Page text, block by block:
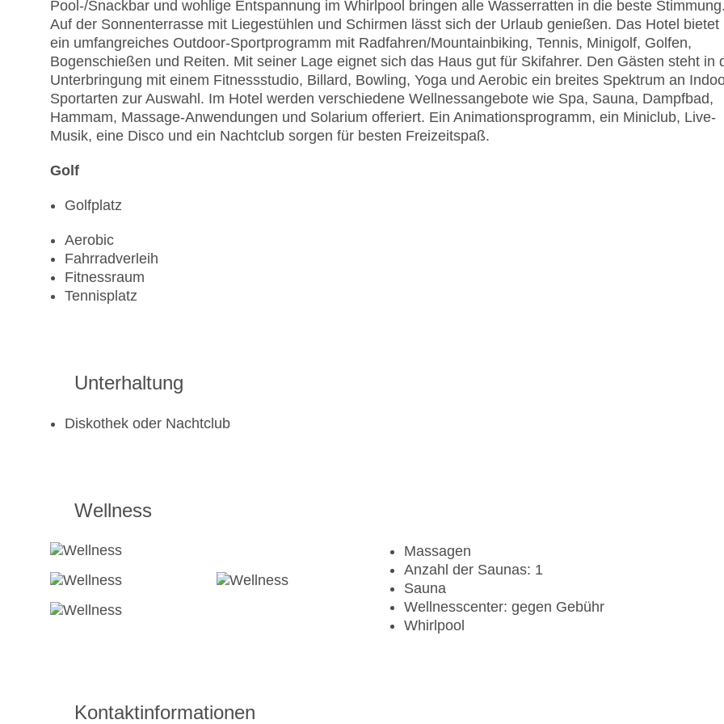
Pool-/Snackbar und wohlige Entspannung im Whirlpool bringen alle Wasserratten in die beste Stimmung.
Auf der Sonnenterrasse mit Liegestühlen und Schirmen lässt sich der Urlaub genießen. Das Hotel bietet
ein umfangreiches Outdoor-Sportprogramm mit Radfahren/Mountainbiking, Tennis, Minigolf, Golfen,
Bogenschießen und Reiten. Mit seiner Lage eignet sich das Haus gut für Skifahrer. Den Gästen steht in
Unterbringung mit einem Fitnessstudio, Billard, Bowling, Yoga und Aerobic ein breites Spektrum an
Sportarten zur Auswahl. Im Hotel werden verschiedene Wellnessangebote wie Spa, Sauna, Dampfbad,
Hammam, Massage-Anwendungen und Solarium offeriert. Ein Animationsprogramm, ein Miniclub, Live-
Musik, eine Disco und ein Nachtclub sorgen für besten Freizeitspaß.
Golf
Golfplatz
Aerobic
Fahrradverleih
Fitnessraum
Tennisplatz
Unterhaltung
Diskothek oder Nachtclub
Wellness
Massagen
Anzahl der Saunas: 1
Sauna
Wellnesscenter: gegen Gebühr
Whirlpool
Kontaktinformationen